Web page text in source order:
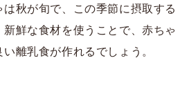
秋が旬で、この季節に摂取する
鮮な食材を使うことで、赤ちゃ
離乳食が作れるでしょう。